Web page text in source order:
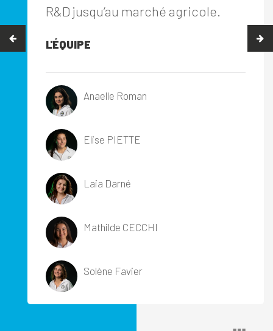
R&D jusqu’au marché agricole.
L'ÉQUIPE
Anaelle Roman
Elise PIETTE
Laia Darné
Mathilde CECCHI
Solène Favier